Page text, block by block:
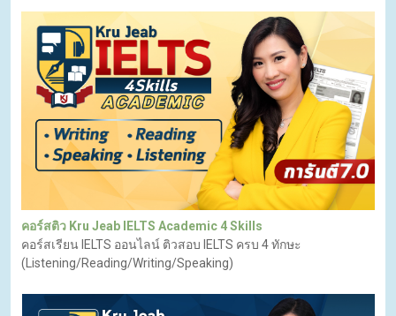
คอร์สติว Kru Jeab IELTS Academic 4 Skills
คอร์สเรียน IELTS ออนไลน์ ติวสอบ IELTS ครบ 4 ทักษะ
(Listening/Reading/Writing/Speaking)